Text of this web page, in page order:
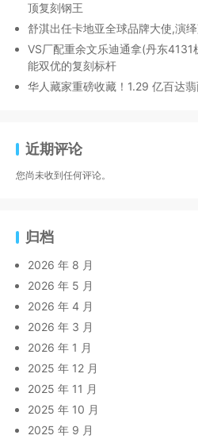
顶复刻钢王
舒淇出任卡地亚全球品牌大使,演
VS厂配重余文乐迪通拿(丹东
能双优的复刻标杆
华人藏家重磅收藏！1.29 亿百达
近期评论
您尚未收到任何评论。
归档
2026 年 8 月
2026 年 5 月
2026 年 4 月
2026 年 3 月
2026 年 1 月
2025 年 12 月
2025 年 11 月
2025 年 10 月
2025 年 9 月